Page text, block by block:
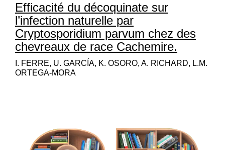
Efficacité du décoquinate sur
l’infection naturelle par
Cryptosporidium parvum chez des
chevreaux de race Cachemire.
I. FERRE, U. GARCÍA, K. OSORO, A. RICHARD, L.M.
ORTEGA-MORA